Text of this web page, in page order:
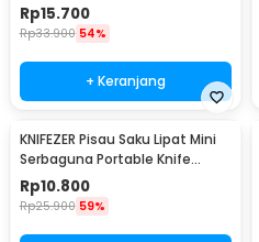
Knife - JL-10A
Rp15.700
Rp33.900 54%
+ Keranjang
KNIFEZER Pisau Saku Lipat Mini
Serbaguna Portable Knife
Survival Tool - W33
Rp10.800
Rp25.900 59%